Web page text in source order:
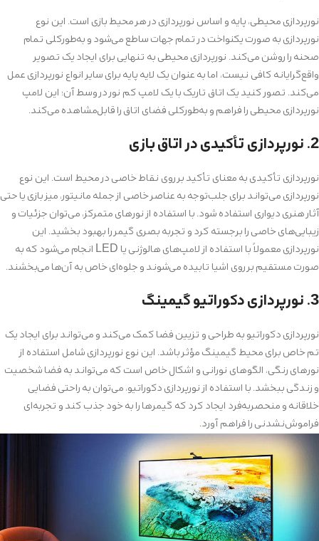
نورپردازی محیطی، پایه و اساس نورپردازی در هر محیط بازی است. این نوع
نورپردازی به صورت یکنواخت در تمام جهات ساطع می‌شود و به‌طورکلی تمام
صحنه را روشن می‌کند. نورپردازی محیطی به تنهایی برای ایجاد یک تصویر
واقع‌گرایانه کافی نیست، اما به عنوان یک لایه پایه برای سایر انواع نورپردازی عمل
می‌کند. تصور کنید یک اتاق تاریک با یک لامپ کم نور در وسط آن؛ این لامپ
نورپردازی محیطی را فراهم و به‌طورکلی فضای اتاق را قابل‌مشاهده می‌کند.
2. نورپردازی تأکیدی در اتاق بازی
نورپردازی تأکیدی به معنای تأکید بر روی نقاط خاصی در محیط است. این نوع
نورپردازی می‌تواند برای جلب‌توجه به عناصر خاصی از جمله مانیتور، میز بازی یا حتی
آثار هنری دیواری استفاده شود. با استفاده از نورهای متمرکز، می‌توان جزئیات و
زیبایی‌های خاصی را برجسته کرد و تجربه بصری گیمر را بهبود بخشید. این
نورپردازی معمولاً با استفاده از لامپ‌های هالوژنی یا LED انجام می‌شود که به
صورت مستقیم بر روی اشیا تابیده می‌شوند و جلوه‌ای خاص به آن‌ها می‌بخشند.
3. نورپردازی دکوراتیو گیمینگ
نورپردازی دکوراتیو به طراحی و تزیین فضا کمک می‌کند و می‌تواند برای ایجاد یک
تم خاص برای محیط گیمینگ مؤثر باشد. این نوع نورپردازی شامل استفاده از
نورهای رنگی، الگوهای نورانی و اشکال خاص است که می‌تواند به فضا شخصیت
و زندگی ببخشد. با استفاده از نورپردازی دکوراتیو، می‌توان به راحتی فضایی
خلاقانه و منحصربه‌فرد ایجاد کرد که گیمرها را به خود جذب کند و تجربه‌ای
فراموش‌نشدنی را فراهم آورد.